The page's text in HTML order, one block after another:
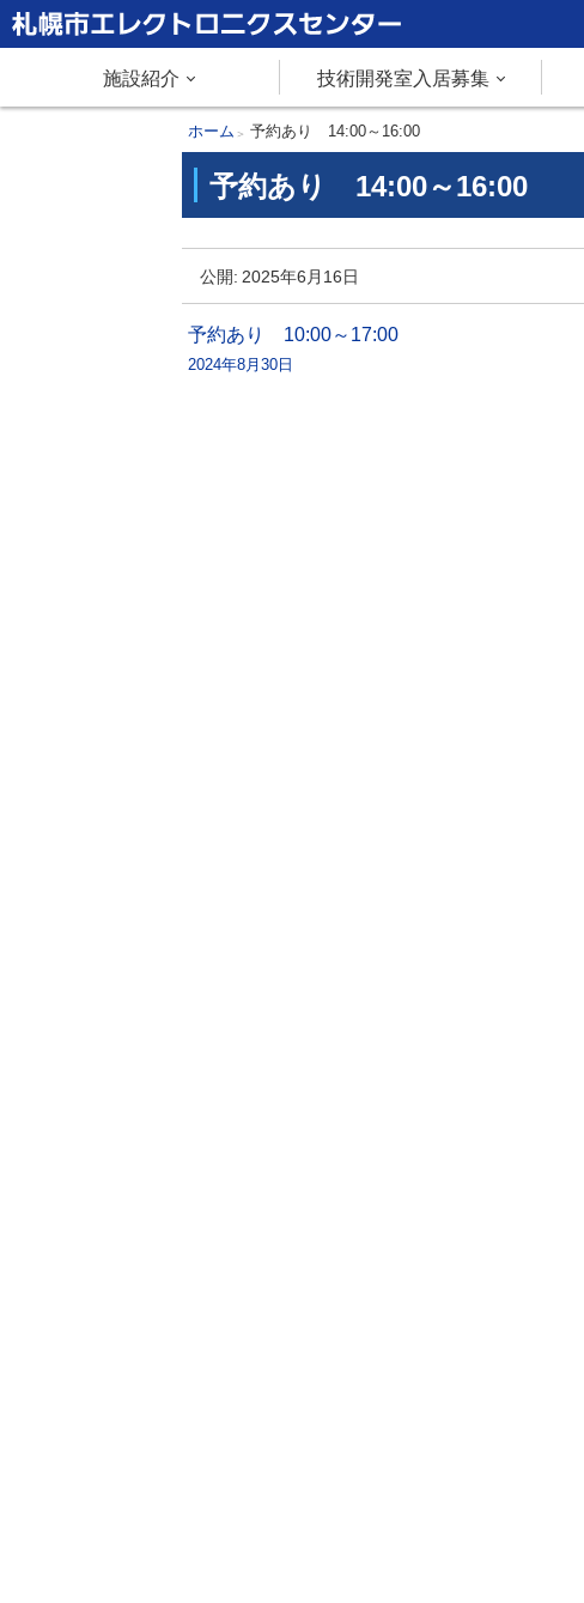
本
文
メ
札幌市エレクトロニクスセンター
施設紹介 技術開発室入居募集
現
在
置
の
層
ホーム 予約あり 14:00～16:00
予約あり 14:00～16:00
予
約
あ
り
公開:2025年6月16日
投
予約あり 10:00～17:00
2024年8月30日